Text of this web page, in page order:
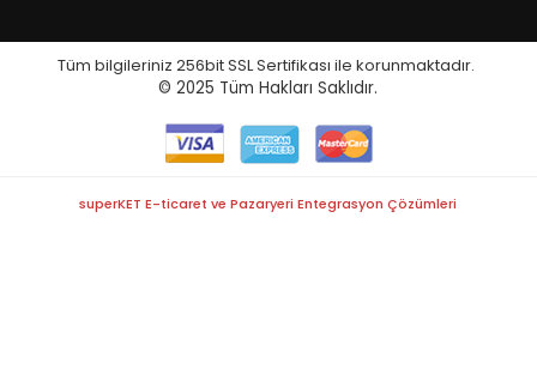
Tüm bilgileriniz 256bit SSL Sertifikası ile korunmaktadır.
© 2025 Tüm Hakları Saklıdır.
superKET E-ticaret ve Pazaryeri Entegrasyon Çözümleri